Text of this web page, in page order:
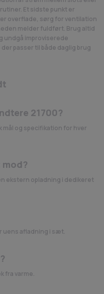
Et sidste punkt er
overflade, sørg for ventilation
melder fuldført. Brug altid
undgå improviserede
passer til både daglig brug
21700?
mål og specifikation for hver
mod?
ekstern opladning i dedikeret
uens afladning i sæt.
fra varme.